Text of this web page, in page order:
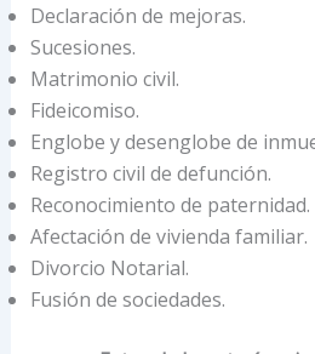
Declaración de mejoras.
Sucesiones.
Matrimonio civil.
Fideicomiso.
Englobe y desenglobe de
Registro civil de defunción.
Reconocimiento de paternidad.
Afectación de vivienda familiar.
Divorcio Notarial.
Fusión de sociedades.